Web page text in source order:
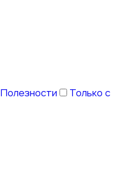
Полезности
Только с